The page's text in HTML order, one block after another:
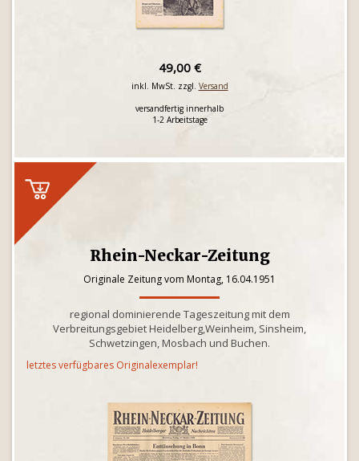
49,00 €
inkl. MwSt. zzgl. Versand
versandfertig innerhalb
1-2 Arbeitstage
Rhein-Neckar-Zeitung
Originale Zeitung vom Montag, 16.04.1951
regional dominierende Tageszeitung mit dem
Verbreitungsgebiet Heidelberg,Weinheim, Sinsheim,
Schwetzingen, Mosbach und Buchen.
letztes verfügbares Originalexemplar!